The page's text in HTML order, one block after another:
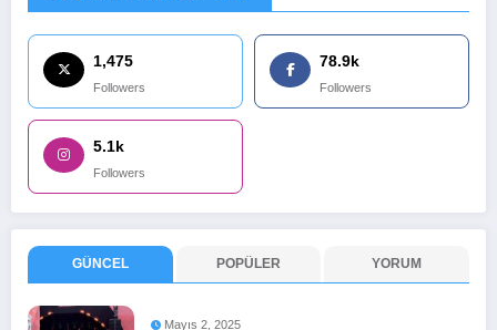
1,475
Followers
78.9k
Followers
5.1k
Followers
GÜNCEL POPÜLER YORUM
Mayıs 2, 2025